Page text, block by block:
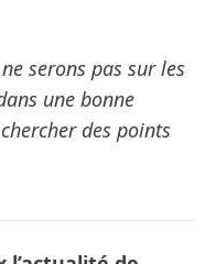
serons pas sur les
une bonne
des points